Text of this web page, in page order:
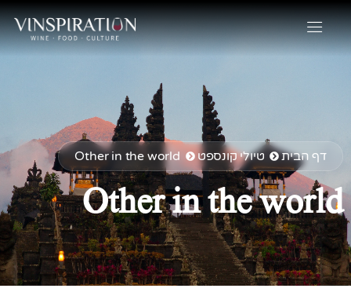
דף הבית טיולי קונספט Other in the world
Other in the world